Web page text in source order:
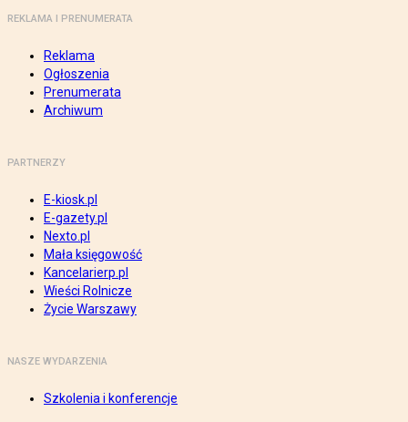
REKLAMA I PRENUMERATA
Reklama
Ogłoszenia
Prenumerata
Archiwum
PARTNERZY
E-kiosk.pl
E-gazety.pl
Nexto.pl
Mała księgowość
Kancelarierp.pl
Wieści Rolnicze
Życie Warszawy
NASZE WYDARZENIA
Szkolenia i konferencje